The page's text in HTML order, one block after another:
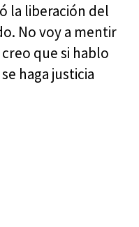
la liberación del
No voy a mentir
que si hablo
haga justicia